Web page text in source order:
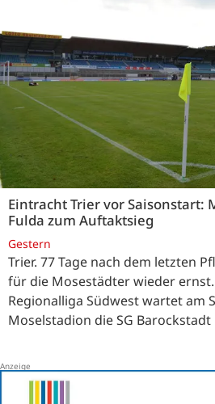
Eintracht Trier vor Saisonstart:
Fulda zum Auftaktsieg
Gestern
Trier. 77 Tage nach dem letzten
für die Mosestädter wieder
Regionalliga Südwest wartet am
Moselstadion die SG Barockstadt